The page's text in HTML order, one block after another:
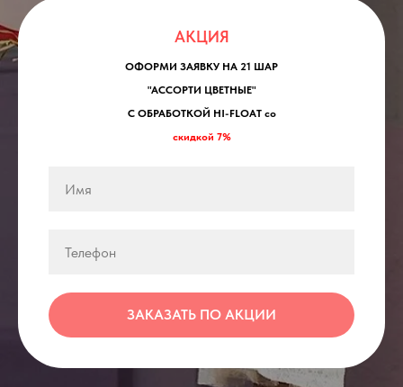
АКЦИЯ
ОФОРМИ ЗАЯВКУ НА 21 ШАР
"АССОРТИ ЦВЕТНЫЕ"
С ОБРАБОТКОЙ HI-FLOAT со
скидкой 7%
ЗАКАЗАТЬ ПО АКЦИИ